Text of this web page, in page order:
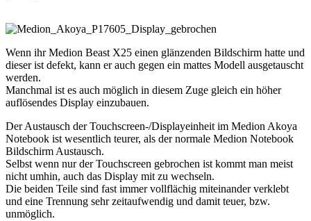
Wenn ihr Medion Beast X25 einen glänzenden Bildschirm hatte und
dieser ist defekt, kann er auch gegen ein mattes Modell ausgetauscht
werden.
Manchmal ist es auch möglich in diesem Zuge gleich ein höher
auflösendes Display einzubauen.
Der Austausch der Touchscreen-/Displayeinheit im Medion Akoya
Notebook ist wesentlich teurer, als der normale Medion Notebook
Bildschirm Austausch.
Selbst wenn nur der Touchscreen gebrochen ist kommt man meist
nicht umhin, auch das Display mit zu wechseln.
Die beiden Teile sind fast immer vollflächig miteinander verklebt
und eine Trennung sehr zeitaufwendig und damit teuer, bzw.
unmöglich.